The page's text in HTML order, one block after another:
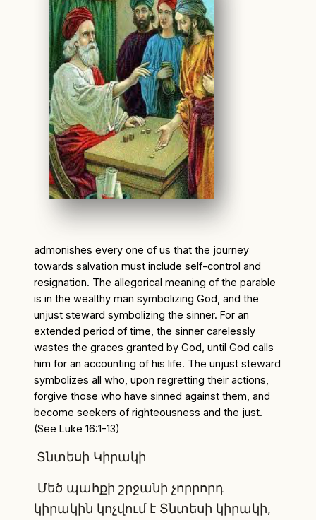
admonishes every one of us that the journey
towards salvation must include self-control and
resignation. The allegorical meaning of the parable
is in the wealthy man symbolizing God, and the
unjust steward symbolizing the sinner. For an
extended period of time, the sinner carelessly
wastes the graces granted by God, until God calls
him for an accounting of his life. The unjust steward
symbolizes all who, upon regretting their actions,
forgive those who have sinned against them, and
become seekers of righteousness and the just.
(See Luke 16:1-13)
Տնտեսի Կիրակի
Մեծ պահքի շրջանի չորրորդ
կիրակին կոչվում է Տնտեսի կիրակի,